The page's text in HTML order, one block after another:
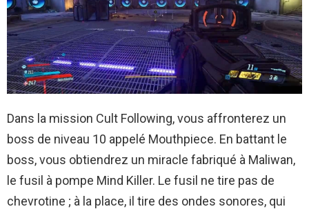
Dans la mission Cult Following, vous affronterez un
boss de niveau 10 appelé Mouthpiece. En battant le
boss, vous obtiendrez un miracle fabriqué à Maliwan,
le fusil à pompe Mind Killer. Le fusil ne tire pas de
chevrotine ; à la place, il tire des ondes sonores, qui